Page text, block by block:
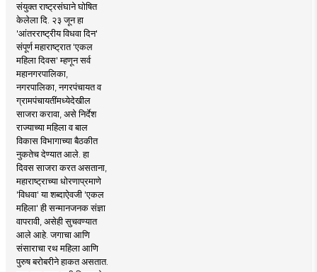
संयुक्त राष्ट्रसंघाने घोषित
केलेला दि. २३ जून हा
'आंतरराष्ट्रीय विधवा दिन'
संपूर्ण महाराष्ट्रात 'एकल
महिला दिवस' म्हणून सर्व
महानगरपालिका,
नगरपालिका, नगरपंचायत व
ग्रामपंचायतींमध्येदेखील
साजरा करावा, असे निर्देश
राज्याच्या महिला व बाल
विकास विभागाच्या बैठकीत
नुकतेच देण्यात आले. हा
दिवस साजरा करत असताना,
महाराष्ट्राच्या धोरणाप्रमाणे
'विधवा' या शब्दाऐवजी 'एकल
महिला' ही सन्मानजनक संज्ञा
वापरावी, असेही सुचवण्यात
आले आहे. जगाचा आणि
संसाराचा रथ महिला आणि
पुरुष बरोबरीने हाकत असतात.